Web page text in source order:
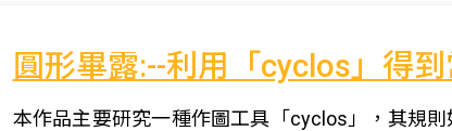
圓形畢露:--利用「cyclos」得
本作品主要研究一種作圖工具「cyclos」，其規